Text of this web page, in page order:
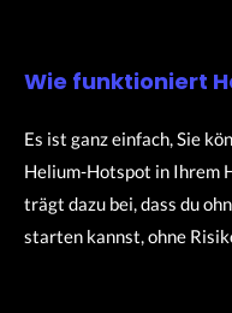
Wie funktioniert
Es ist ganz einfach, Sie
Helium-Hotspot in Ihrem
trägt dazu bei, dass du
starten kannst, ohne